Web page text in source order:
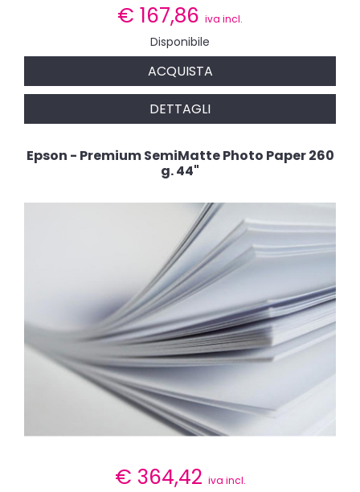
€ 167,86 iva incl.
Disponibile
ACQUISTA
DETTAGLI
Epson - Premium SemiMatte Photo Paper 260
g. 44"
€ 364,42 iva incl.